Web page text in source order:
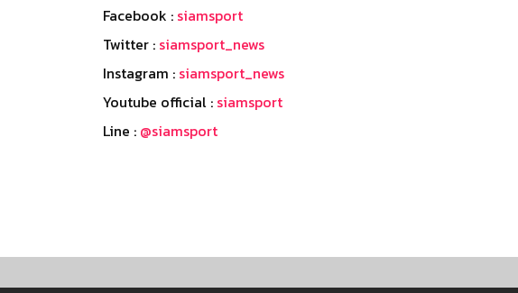
Facebook : siamsport
Twitter : siamsport_news
Instagram : siamsport_news
Youtube official : siamsport
Line : @siamsport